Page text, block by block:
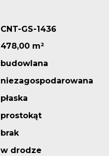
CNT-GS-1436
478,00 m²
budowlana
niezagospodarowana
płaska
prostokąt
brak
w drodze